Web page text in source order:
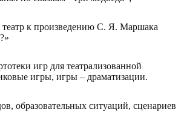
к произведению С. Я. Маршака
игр для театрализованной
игры, игры – драматизации.
образовательных ситуаций, сценариев